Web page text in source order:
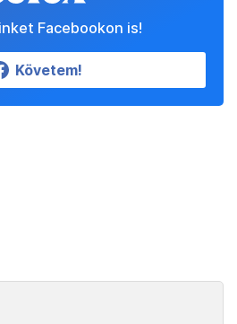
forrásnak!
Beállítom
Facebookon is!